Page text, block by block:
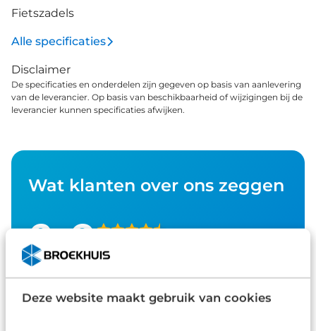
Deze website maakt gebruik van cookies
Fietszadels
Alle specificaties
Disclaimer
De specificaties en onderdelen zijn gegeven op basis van aanlevering
van de leverancier. Op basis van beschikbaarheid of wijzigingen bij de
leverancier kunnen specificaties afwijken.
Wat klanten over ons zeggen
9,0